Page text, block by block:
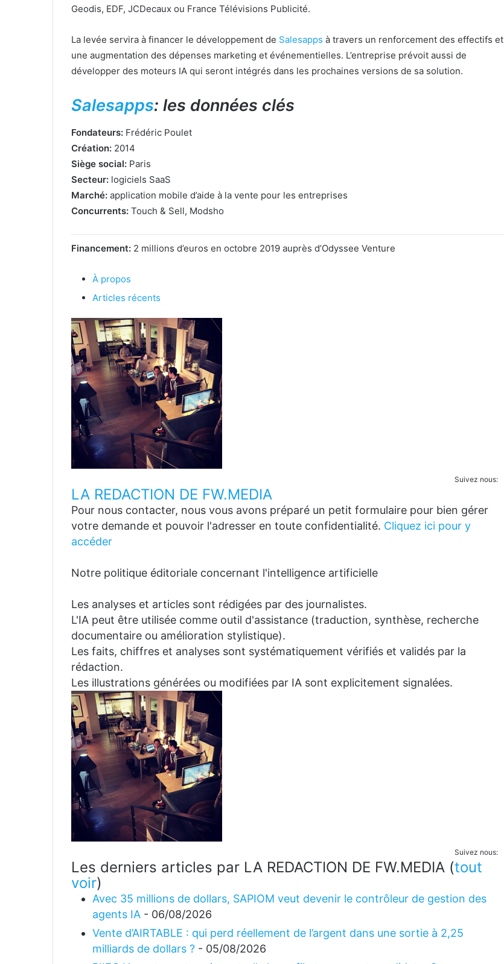
Geodis, EDF, JCDecaux ou France Télévisions Publicité.
La levée servira à financer le développement de Salesapps à travers un renforcement des effectifs et
une augmentation des dépenses marketing et événementielles. L’entreprise prévoit aussi de
développer des moteurs IA qui seront intégrés dans les prochaines versions de sa solution.
Salesapps: les données clés
Fondateurs: Frédéric Poulet
Création: 2014
Siège social: Paris
Secteur: logiciels SaaS
Marché: application mobile d’aide à la vente pour les entreprises
Concurrents: Touch & Sell, Modsho
Financement: 2 millions d’euros en octobre 2019 auprès d’Odyssee Venture
À propos
Articles récents
Suivez nous:
LA REDACTION DE FW.MEDIA
Pour nous contacter, nous vous avons préparé un petit formulaire pour bien gérer
votre demande et pouvoir l'adresser en toute confidentialité. Cliquez ici pour y
accéder
Notre politique éditoriale concernant l'intelligence artificielle
Les analyses et articles sont rédigées par des journalistes.
L'IA peut être utilisée comme outil d'assistance (traduction, synthèse, recherche
documentaire ou amélioration stylistique).
Les faits, chiffres et analyses sont systématiquement vérifiés et validés par la
rédaction.
Les illustrations générées ou modifiées par IA sont explicitement signalées.
Suivez nous:
Les derniers articles par LA REDACTION DE FW.MEDIA (tout
voir)
Avec 35 millions de dollars, SAPIOM veut devenir le contrôleur de gestion des
agents IA - 06/08/2026
Vente d’AIRTABLE : qui perd réellement de l’argent dans une sortie à 2,25
milliards de dollars ? - 05/08/2026